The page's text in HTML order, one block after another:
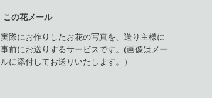
ップ
へ
この花メール
実際にお作りしたお花の写真を、送り主様に
事前にお送りするサービスです。(画像はメー
ルに添付してお送りいたします。）